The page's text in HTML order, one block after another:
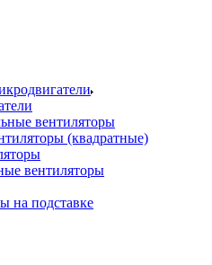
вентиляторы
(квадратные)
вентиляторы
на подставке